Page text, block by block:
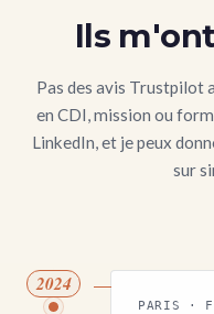
Ils
Pas des avis Trustpilot
en CDI, mission ou
LinkedIn, et je peux
sur
2024
PARIS ·